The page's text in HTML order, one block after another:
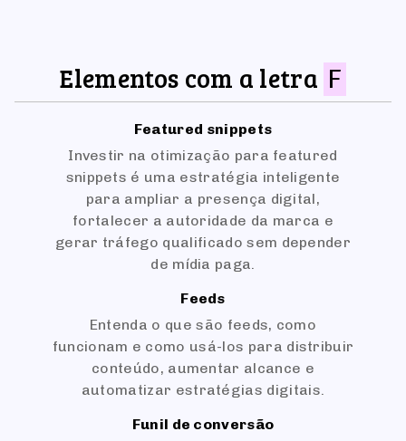
Elementos com a letra F
Featured snippets
Investir na otimização para featured
snippets é uma estratégia inteligente
para ampliar a presença digital,
fortalecer a autoridade da marca e
gerar tráfego qualificado sem depender
de mídia paga.
Feeds
Entenda o que são feeds, como
funcionam e como usá-los para distribuir
conteúdo, aumentar alcance e
automatizar estratégias digitais.
Funil de conversão